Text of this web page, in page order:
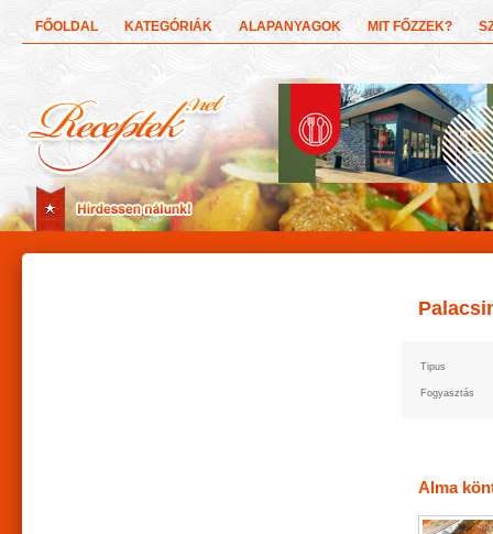
FŐOLDAL KATEGÓRIÁK ALAPANYAGOK MIT FŐZZEK?
Tipus
Fogyasztás
Alma